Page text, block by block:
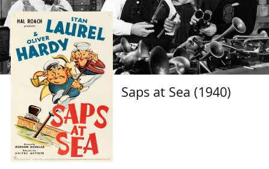
Saps at Sea (1940)